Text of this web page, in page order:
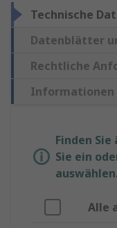
Technische
Datenblätter
Rechtliche
Informationen
Finden
Sie ein
Alle